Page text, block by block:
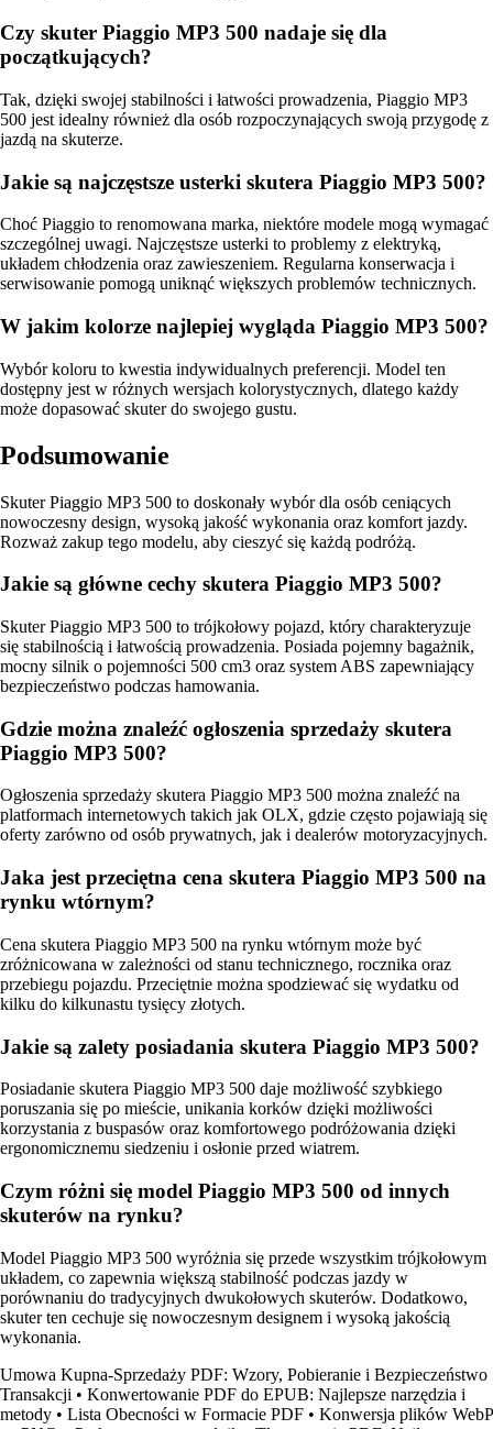
Czy skuter Piaggio MP3 500 nadaje się dla
początkujących?
Tak, dzięki swojej stabilności i łatwości prowadzenia, Piaggio MP3
500 jest idealny również dla osób rozpoczynających swoją przygodę z
jazdą na skuterze.
Jakie są najczęstsze usterki skutera Piaggio MP3 500?
Choć Piaggio to renomowana marka, niektóre modele mogą wymagać
szczególnej uwagi. Najczęstsze usterki to problemy z elektryką,
układem chłodzenia oraz zawieszeniem. Regularna konserwacja i
serwisowanie pomogą uniknąć większych problemów technicznych.
W jakim kolorze najlepiej wygląda Piaggio MP3 500?
Wybór koloru to kwestia indywidualnych preferencji. Model ten
dostępny jest w różnych wersjach kolorystycznych, dlatego każdy
może dopasować skuter do swojego gustu.
Podsumowanie
Skuter Piaggio MP3 500 to doskonały wybór dla osób ceniących
nowoczesny design, wysoką jakość wykonania oraz komfort jazdy.
Rozważ zakup tego modelu, aby cieszyć się każdą podróżą.
Jakie są główne cechy skutera Piaggio MP3 500?
Skuter Piaggio MP3 500 to trójkołowy pojazd, który charakteryzuje
się stabilnością i łatwością prowadzenia. Posiada pojemny bagażnik,
mocny silnik o pojemności 500 cm3 oraz system ABS zapewniający
bezpieczeństwo podczas hamowania.
Gdzie można znaleźć ogłoszenia sprzedaży skutera
Piaggio MP3 500?
Ogłoszenia sprzedaży skutera Piaggio MP3 500 można znaleźć na
platformach internetowych takich jak OLX, gdzie często pojawiają się
oferty zarówno od osób prywatnych, jak i dealerów motoryzacyjnych.
Jaka jest przeciętna cena skutera Piaggio MP3 500 na
rynku wtórnym?
Cena skutera Piaggio MP3 500 na rynku wtórnym może być
zróżnicowana w zależności od stanu technicznego, rocznika oraz
przebiegu pojazdu. Przeciętnie można spodziewać się wydatku od
kilku do kilkunastu tysięcy złotych.
Jakie są zalety posiadania skutera Piaggio MP3 500?
Posiadanie skutera Piaggio MP3 500 daje możliwość szybkiego
poruszania się po mieście, unikania korków dzięki możliwości
korzystania z buspasów oraz komfortowego podróżowania dzięki
ergonomicznemu siedzeniu i osłonie przed wiatrem.
Czym różni się model Piaggio MP3 500 od innych
skuterów na rynku?
Model Piaggio MP3 500 wyróżnia się przede wszystkim trójkołowym
układem, co zapewnia większą stabilność podczas jazdy w
porównaniu do tradycyjnych dwukołowych skuterów. Dodatkowo,
skuter ten cechuje się nowoczesnym designem i wysoką jakością
wykonania.
Umowa Kupna-Sprzedaży PDF: Wzory, Pobieranie i Bezpieczeństwo
Transakcji • Konwertowanie PDF do EPUB: Najlepsze narzędzia i
metody • Lista Obecności w Formacie PDF • Konwersja plików WebP